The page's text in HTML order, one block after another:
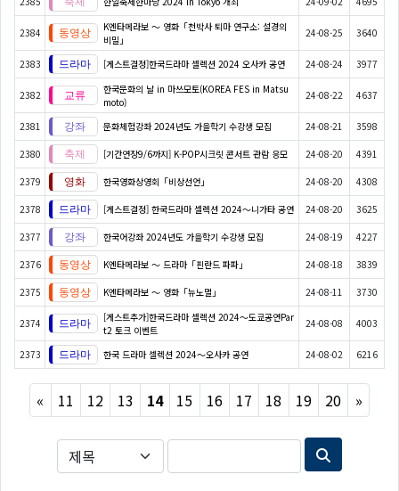
2384
K엔타메라보 ～ 영화「천박사 퇴마 연구소: 설경의
비밀」
24-08-25 3640
2383 [게스트결정]한국드라마 셀렉션 2024 오사카 공연 24-08-24 3977
2382
한국문화의 날 in 마쓰모토(KOREA FES in Matsu
moto)
24-08-22 4637
2381 문화체험강좌 2024년도 가을학기 수강생 모집 24-08-21 3598
2380 [기간연장9/6까지] K-POP시크릿 콘서트 관람 응모 24-08-20 4391
2379 한국영화상영회「비상선언」 24-08-20 4308
2378 [게스트결정] 한국드라마 셀렉션 2024～니가타 공연 24-08-20 3625
2377 한국어강좌 2024년도 가을학기 수강생 모집 24-08-19 4227
2376 K엔타메라보 ～ 드라마「핀란드 파파」 24-08-18 3839
2375 K엔타메라보 ～ 영화「뉴노멀」 24-08-11 3730
2374
[게스트추가]한국드라마 셀렉션 2024～도쿄공연Par
t2 토크 이벤트
24-08-08 4003
2373 한국 드라마 셀렉션 2024～오사카 공연 24-08-02 6216
« Previous
11 12 13 14 15 16 17 18 19 20 »Next